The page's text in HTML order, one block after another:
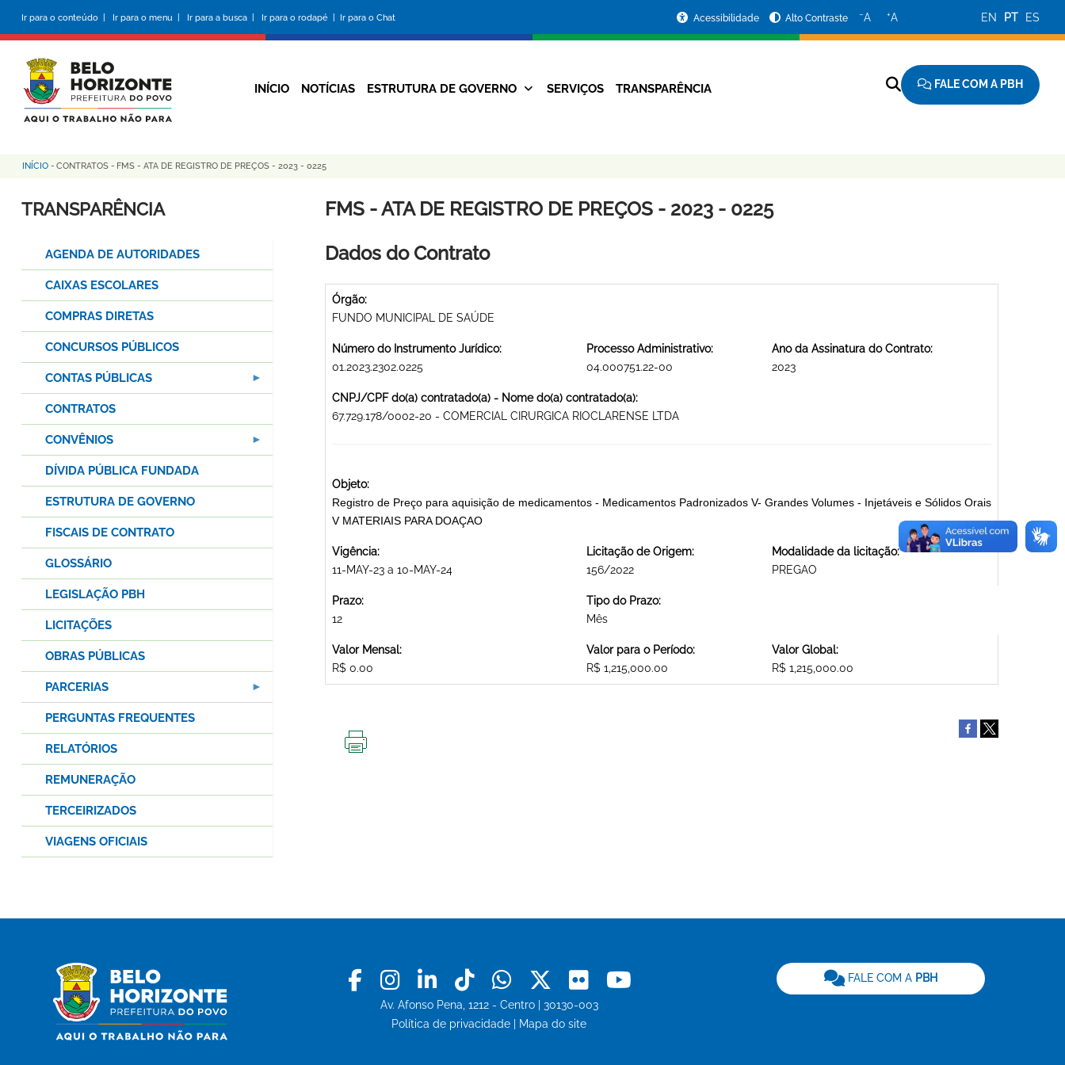
conteúdo
principal
Ir para o conteúdo | Ir para o menu | Ir para a busca | Ir para o rodapé | Ir para o Chat
da
Prefeitura
Acessibilidade Alto Contraste −A +A EN PT ES
Navegação
INÍCIO NOTÍCIAS ESTRUTURA DE GOVERNO SERVIÇOS TRANSPARÊNCIA FALE COM A PBH
Trilha
de
INÍCIO - CONTRATOS - FMS - ATA DE REGISTRO DE PREÇOS - 2023 - 0225
FMS - ATA DE REGISTRO DE PREÇOS - 2023 - 0225
Dados do Contrato
Órgão:
FUNDO MUNICIPAL DE SAÚDE
Número do Instrumento Jurídico:
01.2023.2302.0225
Processo Administrativo:
04.000751.22-00
Ano da Assinatura do Contrato:
2023
CNPJ/CPF do(a) contratado(a) - Nome do(a) contratado(a):
67.729.178/0002-20 - COMERCIAL CIRURGICA RIOCLARENSE LTDA
Objeto:
Registro de Preço para aquisição de medicamentos - Medicamentos Padronizados V- Grandes Volumes - Injetáveis e Sólidos Orais
V MATERIAIS PARA DOAÇAO
Vigência:
11-MAY-23 a 10-MAY-24
Licitação de Origem:
156/2022
Modalidade da licitação:
PREGAO
Prazo:
12
Tipo do Prazo:
Mês
Valor Mensal:
R$ 0.00
Valor para o Período:
R$ 1,215,000.00
Valor Global:
R$ 1,215,000.00
TRANSPARÊNCIA
AGENDA DE AUTORIDADES
CAIXAS ESCOLARES
COMPRAS DIRETAS
CONCURSOS PÚBLICOS
CONTAS PÚBLICAS
CONTRATOS
CONVÊNIOS
DÍVIDA PÚBLICA FUNDADA
ESTRUTURA DE GOVERNO
FISCAIS DE CONTRATO
GLOSSÁRIO
LEGISLAÇÃO PBH
LICITAÇÕES
OBRAS PÚBLICAS
PARCERIAS
PERGUNTAS FREQUENTES
RELATÓRIOS
REMUNERAÇÃO
TERCEIRIZADOS
VIAGENS OFICIAIS
Facebook
Instagram
LinkedinTiktokWhatsapp
X Flickr
Av. Afonso Pena, 1212 - Centro | 30130-003
Política de privacidade
Mapa do site
FALE COM A PBH